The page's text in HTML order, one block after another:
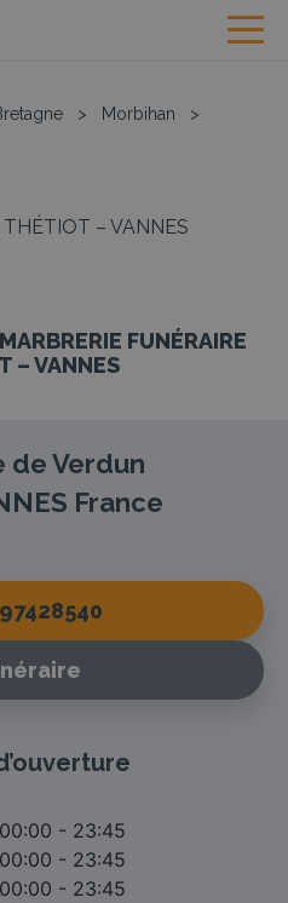
> Morbihan >
– VANNES
FUNÉRAIRE
– VANNES
de Verdun
France
00:00 - 23:45
00:00 - 23:45
00:00 - 23:45